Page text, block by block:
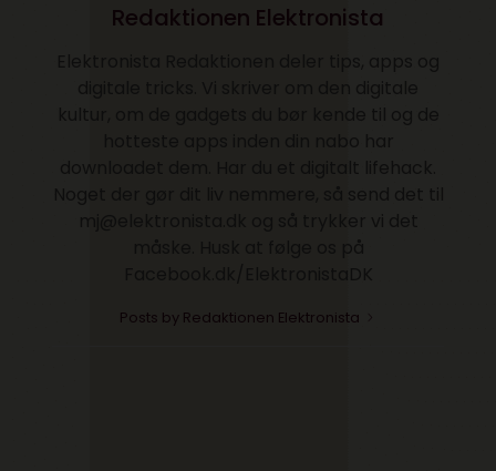
Redaktionen Elektronista
Posts by Redaktionen Elektronista